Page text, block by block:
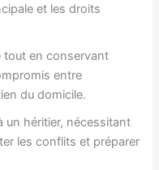
et les droits
tout en conservant
entre
du domicile.
un héritier, nécessitant
les conflits et préparer